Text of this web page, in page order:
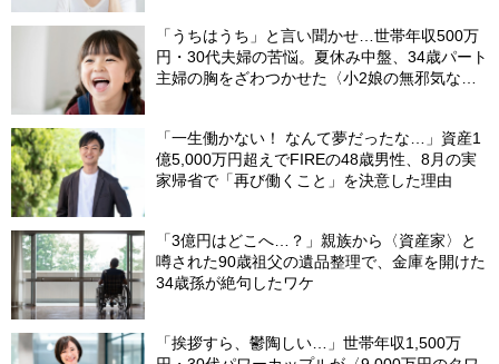
「うちはうち」と言い聞かせ…世帯年収500万
円・30代夫婦の苦悩。夏休み中盤、34歳パート
主婦の胸をざわつかせた〈小2娘の無邪気なひ
「一生働かない！ なんて夢だったな…」資産1
億5,000万円超えでFIREの48歳男性、8月の実
家帰省で「再び働くこと」を決意した理由
「3億円はどこへ…？」親族から〈資産家〉と
噂された90歳祖父の遺品整理で、金庫を開けた
34歳孫が絶句したワケ
「挨拶すら、鬱陶しい…」世帯年収1,500万